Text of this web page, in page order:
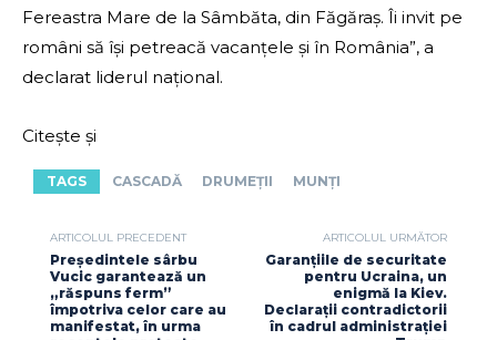
Fereastra Mare de la Sâmbăta, din Făgăraș. Îi invit pe
români să își petreacă vacanțele și în România”, a
declarat liderul național.
Citește și
TAGS CASCADĂ DRUMEȚII MUNȚI
ARTICOLUL PRECEDENT
Președintele sârbu
Vucic garantează un
„răspuns ferm”
împotriva celor care au
manifestat, în urma
ARTICOLUL URMĂTOR
Garanțiile de securitate
pentru Ucraina, un
enigmă la Kiev.
Declarații contradictorii
în cadrul administrației